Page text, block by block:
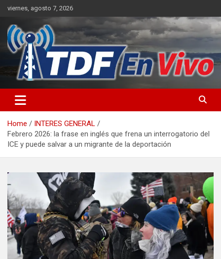
Skip
content
viernes, agosto 7, 2026
Home
INTERES GENERAL
Febrero 2026: la frase en inglés que frena un interrogatorio del
ICE y puede salvar a un migrante de la deportación